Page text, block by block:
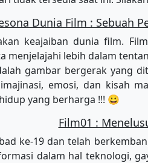
Dunia Film : Sebuah
keajaiban dunia film.
lebih dalam
gambar bergerak yang
emosi, dan kisah
yang berharga !!! 😀
Film01 :
ke-19 dan telah
dalam hal teknologi,